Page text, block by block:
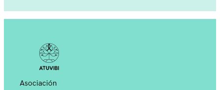
Asociación